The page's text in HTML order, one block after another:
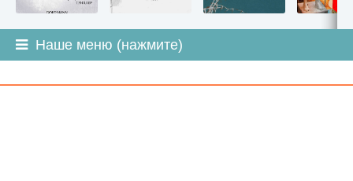
Наше меню (нажмите)